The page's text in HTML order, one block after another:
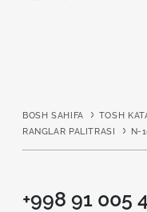
BOSH SAHIFA TOSH
RANGLAR PALITRASI
N-
+998 91 005